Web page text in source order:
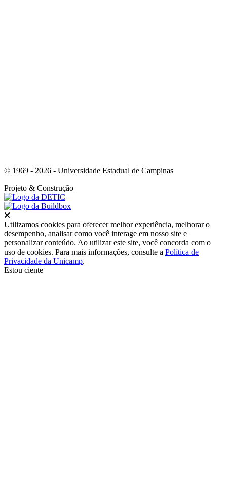
© 1969 - 2026 - Universidade Estadual de Campinas
Projeto & Construção
Utilizamos cookies para oferecer melhor experiência, melhorar o
desempenho, analisar como você interage em nosso site e
personalizar conteúdo. Ao utilizar este site, você concorda com o
uso de cookies. Para mais informações, consulte a Política de
Privacidade da Unicamp.
Estou ciente